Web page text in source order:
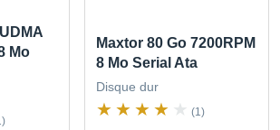
Mo
Maxtor 80 Go 7200RPM
8 Mo Serial Ata
Disque dur
(1)